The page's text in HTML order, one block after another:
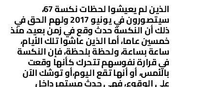
الذين لم يعيشوا لحظات نكسة 67،
سيتصورون في يونيو 2017 ولهم الحق في
ذلك أن النكسة حدث وقع في زمن بعيد، منذ
خمسين عاما، أما الذين عاشوا تلك الأيام،
ساعة بساعة، ولحظة بلحظة، فإن النكسة
في قرارة نفوسهم تتحرك كأنها وقعت
بالأمس، أو أنها تقع اليوم،أو توشك الآن
على الوقوع، فهي حدث مستمر داخل